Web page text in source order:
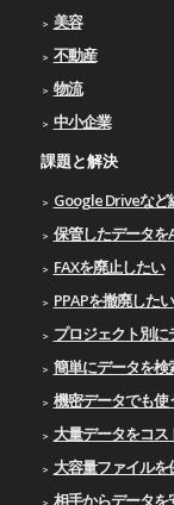
美容
不動産
物流
中小企業
課題と解決
Google Driveなど
保管したデータを
FAXを廃止したい
PPAPを撤廃したい
プロジェクト別
簡単にデータを検
機密データでも使
大量データをコ
大容量ファイルを
相手からデータを